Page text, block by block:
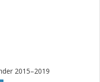
2015–2019